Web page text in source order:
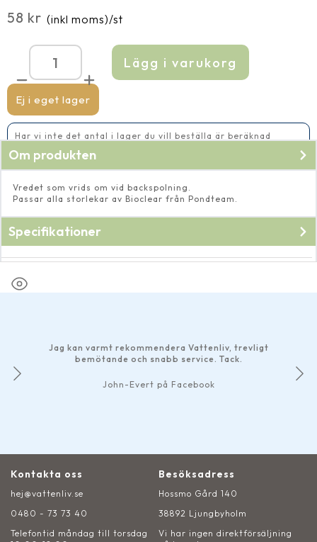
58 kr (inkl moms)/st
Ej i eget lager
Vred
till
Bioclear
5000-
25000
mängd
Lägg i varukorg
Har vi inte det antal i lager du vill beställa är beräknad
Om produkten
Vredet som vrids om vid backspolning.
Passar alla storlekar av Bioclear från Pondteam.
Specifikationer
Jag kan varmt rekommendera Vattenliv, trevligt
bemötande och snabb service. Tack.
John-Evert på Facebook
Kontakta oss
hej@vattenliv.se
0480 - 73 73 40
Telefontid måndag till torsdag
Besöksadress
Hossmo Gård 140
38892 Ljungbyholm
Vi har ingen direktförsäljning